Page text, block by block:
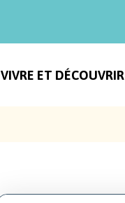
VIVRE ET DÉCOUVRIR